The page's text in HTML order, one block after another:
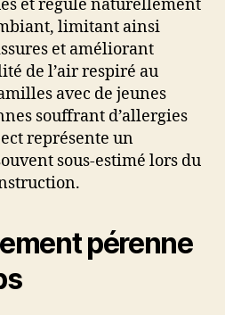
et régule naturellement
limitant ainsi
et améliorant
de l’air respiré au
avec de jeunes
souffrant d’allergies
représente un
sous-estimé lors du
pérenne